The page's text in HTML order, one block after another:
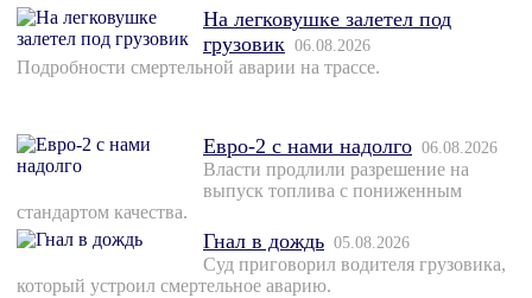
На легковушке залетел под
грузовик 06.08.2026
Подробности смертельной аварии на трассе.
Евро-2 с нами надолго 06.08.2026
Власти продлили разрешение на
выпуск топлива с пониженным
стандартом качества.
Гнал в дождь 05.08.2026
Суд приговорил водителя грузовика,
который устроил смертельное аварию.